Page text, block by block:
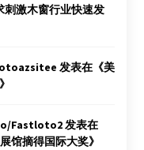
刺激木窗行业快速发
发表在《美
Fastloto2发表在
馆摘得国际大奖》